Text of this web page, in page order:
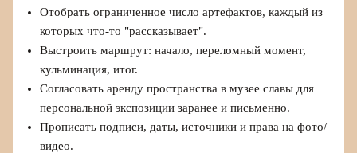
Отобрать ограниченное число артефактов, каждый из
которых что-то "рассказывает".
Выстроить маршрут: начало, переломный момент,
кульминация, итог.
Согласовать аренду пространства в музее славы для
персональной экспозиции заранее и письменно.
Прописать подписи, даты, источники и права на фото/
видео.